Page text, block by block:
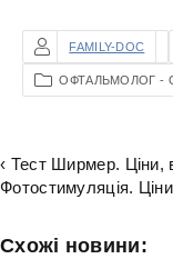
FAMILY-DOC
ОФТАЛЬМОЛОГ -
‹ Тест Ширмер. Ціни,
Фотостимуляція.
Схожі новини: